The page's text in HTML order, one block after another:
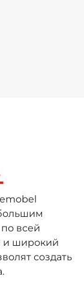
всей
и широкий
создать